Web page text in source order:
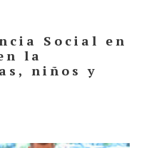
Social en
la
niños y